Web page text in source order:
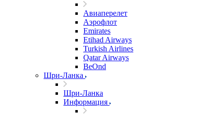
Авиаперелет
Аэрофлот
Emirates
Etihad Airways
Turkish Airlines
Qatar Airways
BeOnd
Шри-Ланка
Шри-Ланка
Информация